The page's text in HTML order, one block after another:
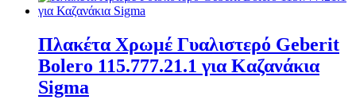
Πλακέτα Χρωμέ Γυαλιστερό Geberit
Bolero 115.777.21.1 για Καζανάκια
Sigma